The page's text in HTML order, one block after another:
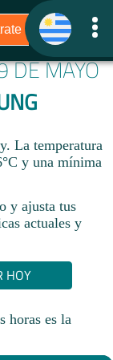
DE MAYO
La temperatura
y una mínima
y ajusta tus
actuales y
HOY
horas es la